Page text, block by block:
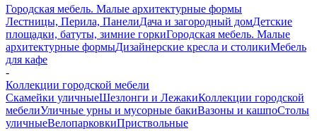
Городская мебель. Малые архитектурные формы
Лестницы, Перила, ПанелиДача и загородный домДетские
площадки, батуты, зимние горкиГородская мебель. Малые
архитектурные формыДизайнерские кресла и столикиМебель
для кафе
-
Коллекции городской мебели
Скамейки уличныеШезлонги и ЛежакиКоллекции городской
мебелиУличные урны и мусорные бакиВазоны и кашпоСтолы
уличныеВелопарковкиПриствольные